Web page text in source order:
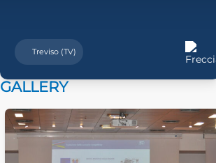
Treviso (TV)
GALLERY